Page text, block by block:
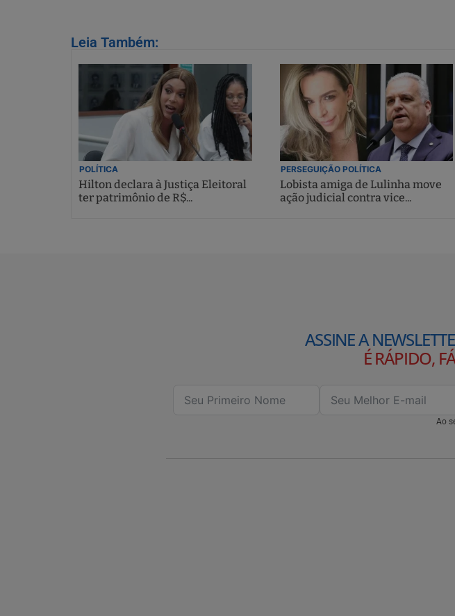
Leia Também:
POLÍTICA
Hilton declara à Justiça Eleitoral
ter patrimônio de R$...
PERSEGUIÇÃO POLÍTICA
Lobista amiga de Lulinha move
ação judicial contra vice...
ASSINE A
É RÁPIDO,
Ao